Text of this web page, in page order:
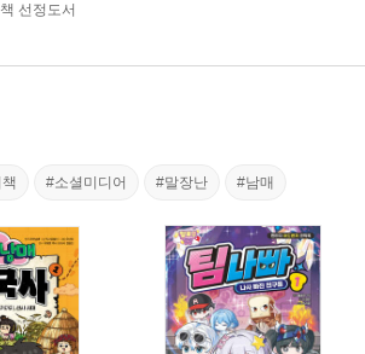
선정도서
#소셜미디어 #말장난 #남매